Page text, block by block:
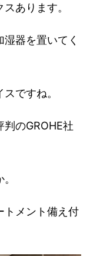
あります。
器を置いてく
ですね。
のGROHE社
トメント備え付